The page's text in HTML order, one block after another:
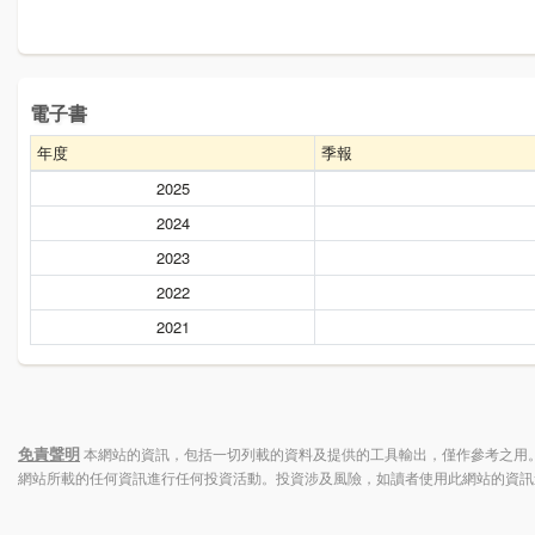
電子書
年度
季報
2025
2024
2023
2022
2021
免責聲明本網站的資訊，包括一切列載的資料及提供的工具輸出，僅作參考之
網站所載的任何資訊進行任何投資活動。投資涉及風險，如讀者使用此網站的資